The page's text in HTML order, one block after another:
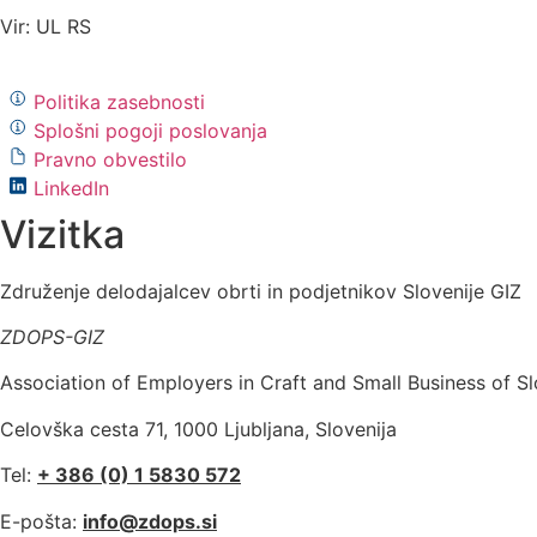
Vir: UL RS
Politika zasebnosti
Splošni pogoji poslovanja
Pravno obvestilo
LinkedIn
Vizitka
Združenje delodajalcev obrti in podjetnikov Slovenije GIZ
ZDOPS-GIZ
Association of Employers in Craft and Small Business of
Celovška cesta 71, 1000 Ljubljana, Slovenija
Tel: + 386 (0) 1 5830 572
E-pošta: info@zdops.si